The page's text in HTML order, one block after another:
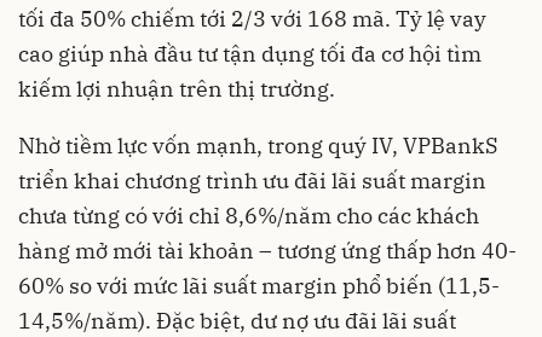
tối đa 50% chiếm tới 2/3 với 168 mã. Tỷ lệ vay
cao giúp nhà đầu tư tận dụng tối đa cơ hội tìm
kiếm lợi nhuận trên thị trường.
Nhờ tiềm lực vốn mạnh, trong quý IV, VPBankS
triển khai chương trình ưu đãi lãi suất margin
chưa từng có với chỉ 8,6%/năm cho các khách
hàng mở mới tài khoản – tương ứng thấp hơn 40-
60% so với mức lãi suất margin phổ biến (11,5-
14,5%/năm). Đặc biệt, dư nợ ưu đãi lãi suất